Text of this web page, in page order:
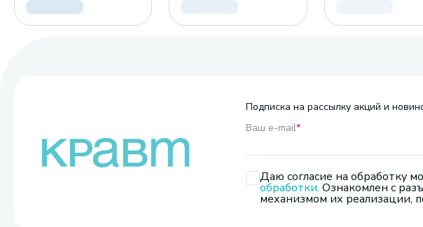
Подписка на рассылку акций и
Ваш e-mail*
Даю согласие на обработку
обработки. Ознакомлен с
механизмом их реализации,